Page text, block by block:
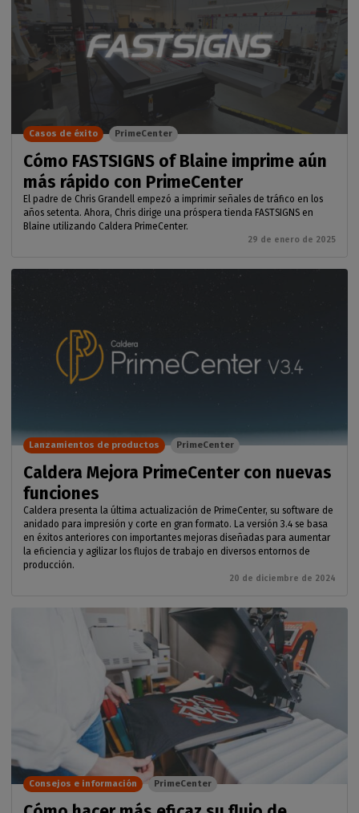
Cómo FASTSIGNS of Blaine imprime aún
más rápido con PrimeCenter
El padre de Chris Grandell empezó a imprimir señales de tráfico en los
años setenta. Ahora, Chris dirige una próspera tienda FASTSIGNS en
Blaine utilizando Caldera PrimeCenter.
29 de enero de 2025
Casos de éxito PrimeCenter
Caldera Mejora PrimeCenter con nuevas
funciones
Caldera presenta la última actualización de PrimeCenter, su software de
anidado para impresión y corte en gran formato. La versión 3.4 se basa
en éxitos anteriores con importantes mejoras diseñadas para aumentar
la eficiencia y agilizar los flujos de trabajo en diversos entornos de
producción.
20 de diciembre de 2024
Lanzamientos de productos PrimeCenter
Consejos e información PrimeCenter